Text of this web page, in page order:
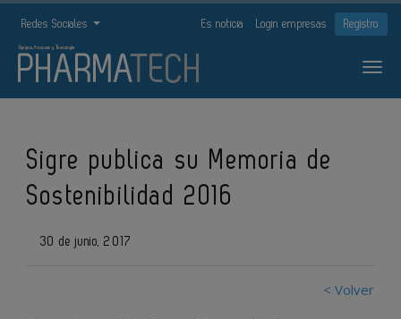
Redes Sociales Es noticia Login empresas Registro
Sigre publica su Memoria de
Sostenibilidad 2016
30 de junio, 2017
< Volver